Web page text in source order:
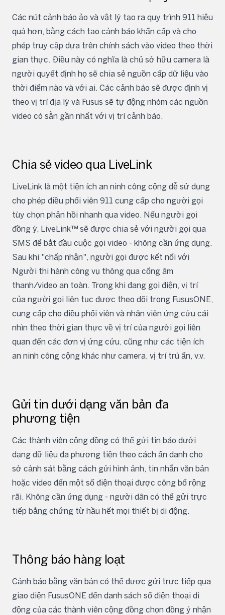
Các nút cảnh báo ảo và vật lý tạo ra quy trình 911 hiệu
quả hơn, bằng cách tạo cảnh báo khẩn cấp và cho
phép truy cập dựa trên chính sách vào video theo thời
gian thực. Điều này có nghĩa là chủ sở hữu camera là
người quyết định họ sẽ chia sẻ nguồn cấp dữ liệu vào
thời điểm nào và với ai. Các cảnh báo sẽ được định vị
theo vị trí địa lý và Fusus sẽ tự động nhóm các nguồn
video có sẵn gần nhất với vị trí cảnh báo.
Chia sẻ video qua LiveLink
LiveLink là một tiện ích an ninh công cộng dễ sử dụng
cho phép điều phối viên 911 cung cấp cho người gọi
tùy chọn phản hồi nhanh qua video. Nếu người gọi
đồng ý, LiveLink™ sẽ được chia sẻ với người gọi qua
SMS để bắt đầu cuộc gọi video - không cần ứng dụng.
Sau khi "chấp nhận", người gọi được kết nối với
Người thi hành công vụ thông qua cổng âm
thanh/video an toàn. Trong khi đang gọi điện, vị trí
của người gọi liên tục được theo dõi trong FususONE,
cung cấp cho điều phối viên và nhân viên ứng cứu cái
nhìn theo thời gian thực về vị trí của người gọi liên
quan đến các đơn vị ứng cứu, cũng như các tiện ích
an ninh công cộng khác như camera, vị trí trú ẩn, v.v.
Gửi tin dưới dạng văn bản đa
phương tiện
Các thành viên cộng đồng có thể gửi tin báo dưới
dạng dữ liệu đa phương tiện theo cách ẩn danh cho
sở cảnh sát bằng cách gửi hình ảnh, tin nhắn văn bản
hoặc video đến một số điện thoại được công bố rộng
rãi. Không cần ứng dụng - người dân có thể gửi trực
tiếp bằng chứng từ hầu hết mọi thiết bị di động.
Thông báo hàng loạt
Cảnh báo bằng văn bản có thể được gửi trực tiếp qua
giao diện FususONE đến danh sách số điện thoại di
động của các thành viên cộng đồng chọn đồng ý nhận